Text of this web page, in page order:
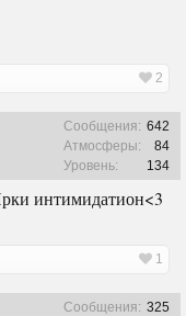
2
Сообщения: 642
Атмосферы:
84
Уровень:
134
интимидатион<3
1
Сообщения: 325